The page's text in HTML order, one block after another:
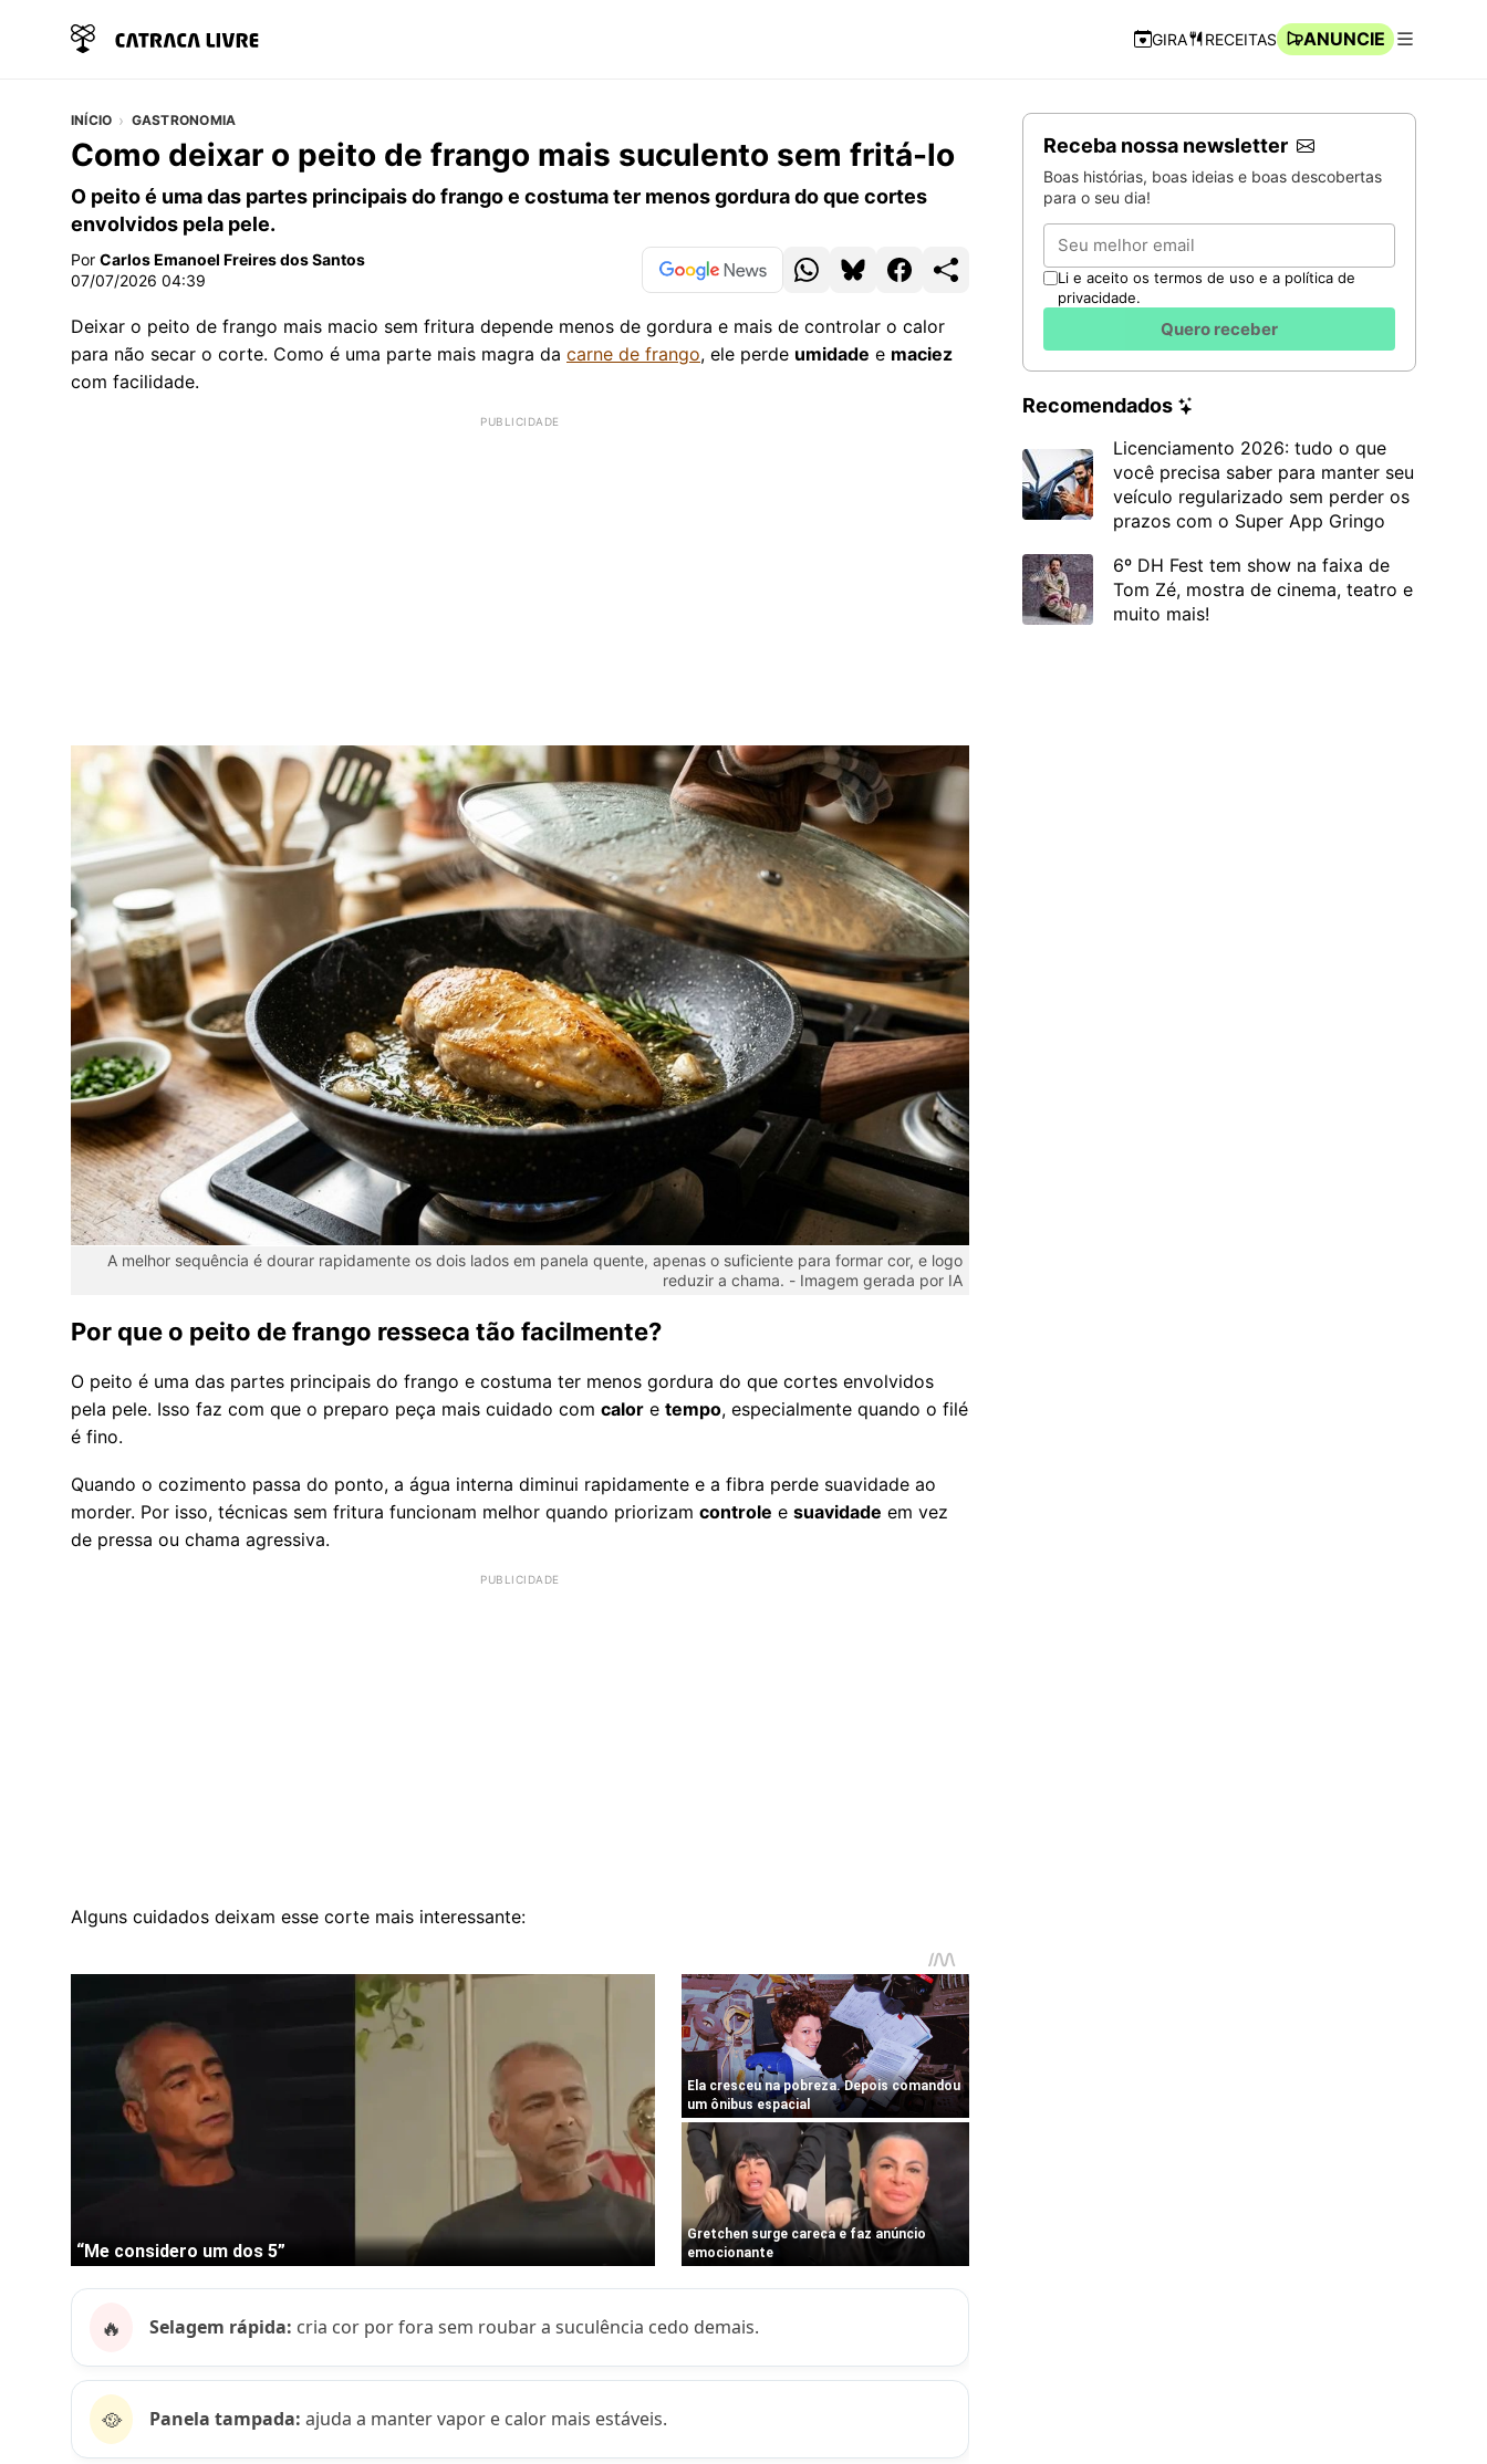
Navegação Rápida
GIRA RECEITAS
ANUNCIE
INÍCIO GASTRONOMIA
Como deixar o peito de frango mais suculento sem fritá-lo
O peito é uma das partes principais do frango e costuma ter menos gordura do que cortes
envolvidos pela pele.
Por Carlos Emanoel Freires dos Santos
07/07/2026 04:39
Deixar o peito de frango mais macio sem fritura depende menos de gordura e mais de controlar o calor
para não secar o corte. Como é uma parte mais magra da carne de frango, ele perde umidade e maciez
com facilidade.
A melhor sequência é dourar rapidamente os dois lados em panela quente, apenas o suficiente para formar cor, e logo
reduzir a chama. - Imagem gerada por IA
Por que o peito de frango resseca tão facilmente?
O peito é uma das partes principais do frango e costuma ter menos gordura do que cortes envolvidos
pela pele. Isso faz com que o preparo peça mais cuidado com calor e tempo, especialmente quando o filé
é fino.
Quando o cozimento passa do ponto, a água interna diminui rapidamente e a fibra perde suavidade ao
morder. Por isso, técnicas sem fritura funcionam melhor quando priorizam controle e suavidade em vez
de pressa ou chama agressiva.
Alguns cuidados deixam esse corte mais interessante:
🔥 Selagem rápida: cria cor por fora sem roubar a suculência cedo demais.
🥘 Panela tampada: ajuda a manter vapor e calor mais estáveis.
Receba nossa newsletter
Boas histórias, boas ideias e boas descobertas
para o seu dia!
Email
Li e aceito os termos de uso e a política de
privacidade.
Quero receber
Recomendados
Licenciamento 2026: tudo o que
você precisa saber para manter seu
veículo regularizado sem perder os
prazos com o Super App Gringo
6º DH Fest tem show na faixa de
Tom Zé, mostra de cinema, teatro e
muito mais!